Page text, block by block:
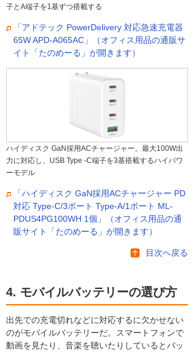
子とA端子を1基ずつ搭載する
「アドテック PowerDelivery 対応急速充電器
65W APD-A065AC」（オフィス用品の通販サ
イト「たのめーる」が開きます）
ハイディスク GaN採用ACチャージャー。最大100W出
力に対応し、USB Type -C端子を3基搭載するハイパワ
ーモデル
「ハイディスク GaN採用ACチャージャー PD
対応 Type-C/3ポート Type-A/1ポート ML-
PDUS4PG100WH 1個」（オフィス用品の通
販サイト「たのめーる」が開きます）
目次へ戻る
4. モバイルバッテリーの選び方
出先での充電切れなどに対応するに欠かせない
のがモバイルバッテリーだ。スマートフォンで
動画を見たり、音楽を聴いたりしているとバッ